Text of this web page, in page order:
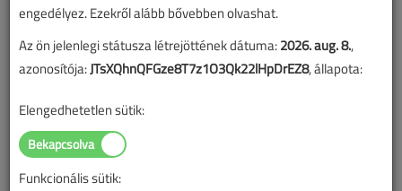
engedélyez. Ezekről alább bővebben olvashat.
Az ön jelenlegi státusza létrejöttének dátuma:2026. aug. 8.,
azonosítója:JTsXQhnQFGze8T7z1O3Qk22lHpDrEZ8, állapota:
Elengedhetetlen sütik:
Funkcionális sütik: